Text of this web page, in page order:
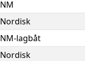
NM
Nordisk
NM-lagbåt
Nordisk